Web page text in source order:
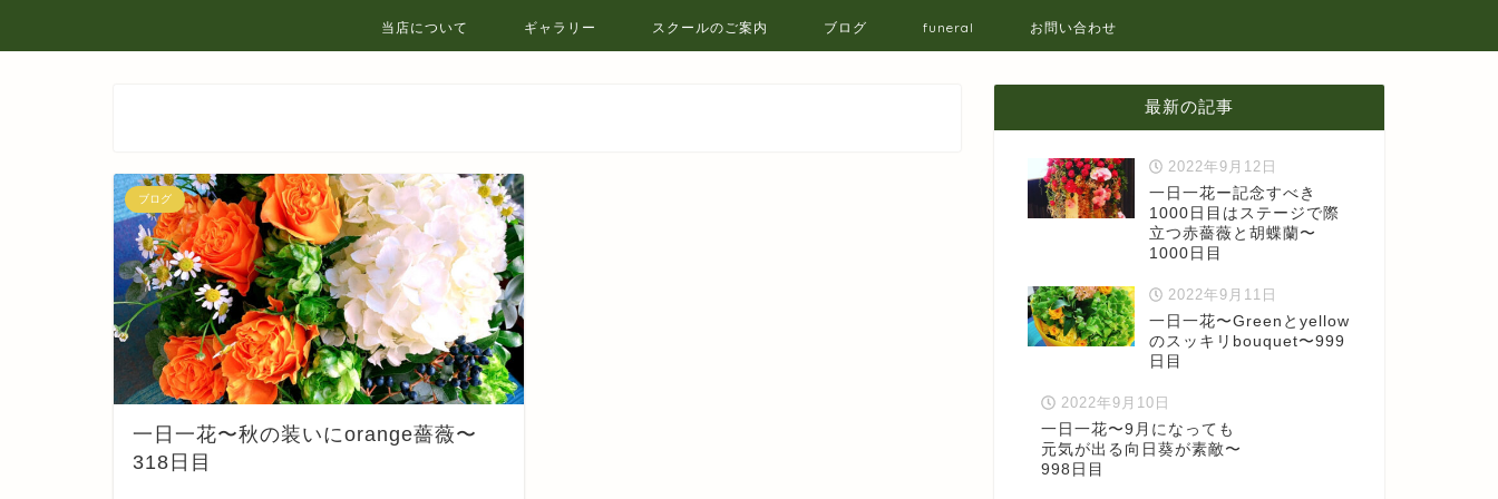
当店について ギャラリー スクールのご案内 ブログ funeral お問い合わせ
ブログ
一日一花〜秋の装いにorange薔薇〜
318日目
最新の記事
2022年9月12日
一日一花ー記念すべき
1000日目はステージで際
立つ赤薔薇と胡蝶蘭〜
1000日目
2022年9月11日
一日一花〜Greenとyellow
のスッキリbouquet〜999
日目
2022年9月10日
一日一花〜9月になっても
元気が出る向日葵が素敵〜
998日目